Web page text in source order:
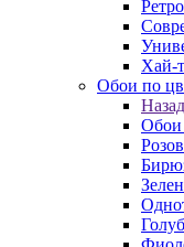
Ретро
Хай-
Обои по
Назад
Обои